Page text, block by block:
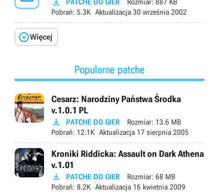
PATCHE DO GIER Rozmiar: 887 KB
Pobrań: 5.3K Aktualizacja 30 września 2002
Więcej
Popularne patche
Cesarz: Narodziny Państwa Środka
v.1.0.1 PL
 PATCHE DO GIER Rozmiar: 13.6 MB
Pobrań: 12.1K Aktualizacja 17 sierpnia 2005
Kroniki Riddicka: Assault on Dark Athena
v.1.01
 PATCHE DO GIER Rozmiar: 68 MB
Pobrań: 8.2K Aktualizacja 16 kwietnia 2009